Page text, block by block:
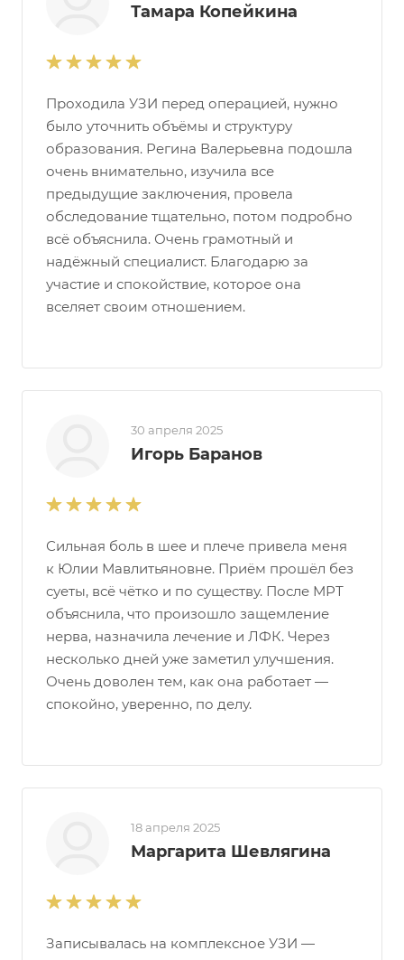
Тамара Копейкина
Проходила УЗИ перед операцией, нужно
было уточнить объёмы и структуру
образования. Регина Валерьевна подошла
очень внимательно, изучила все
предыдущие заключения, провела
обследование тщательно, потом подробно
всё объяснила. Очень грамотный и
надёжный специалист. Благодарю за
участие и спокойствие, которое она
вселяет своим отношением.
30 апреля 2025
Игорь Баранов
Сильная боль в шее и плече привела меня
к Юлии Мавлитьяновне. Приём прошёл без
суеты, всё чётко и по существу. После МРТ
объяснила, что произошло защемление
нерва, назначила лечение и ЛФК. Через
несколько дней уже заметил улучшения.
Очень доволен тем, как она работает —
спокойно, уверенно, по делу.
18 апреля 2025
Маргарита Шевлягина
Записывалась на комплексное УЗИ —